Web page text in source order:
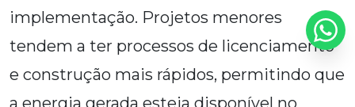
implementação. Projetos menores
tendem a ter processos de licenciamento
e construção mais rápidos, permitindo que
a energia gerada esteja disponível no